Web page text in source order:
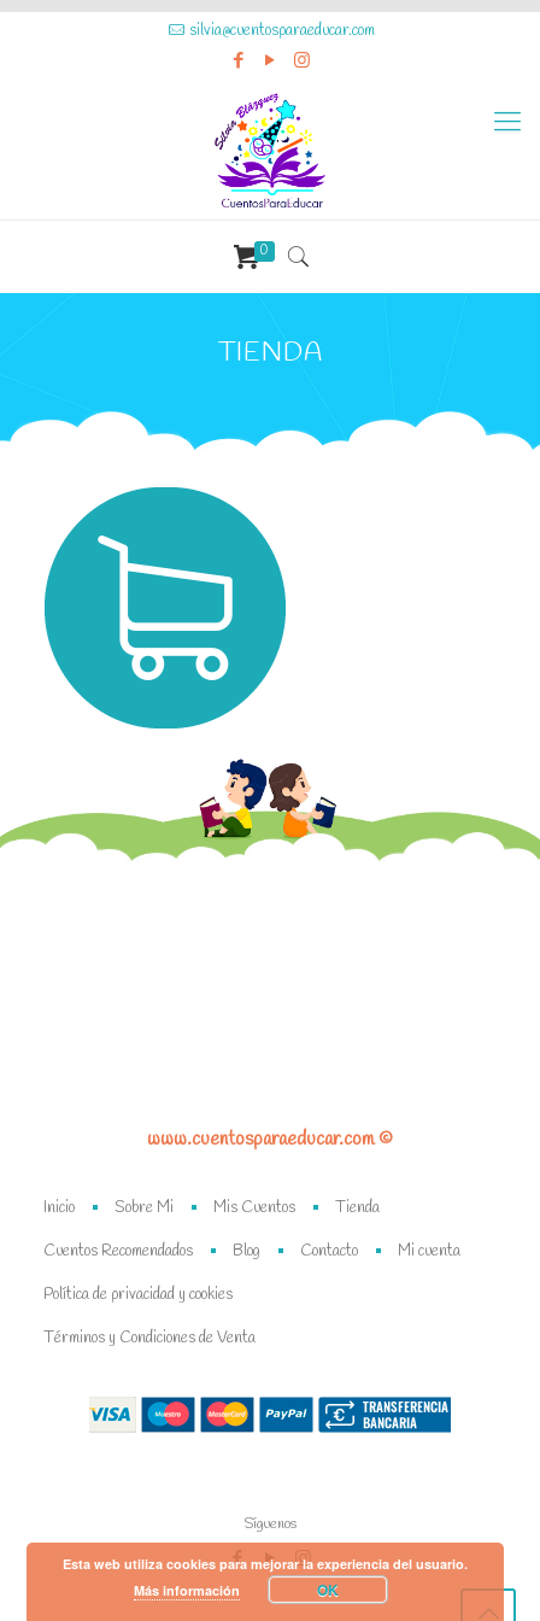
silvia@cuentosparaeducar.com
0
TIENDA
www.cuentosparaeducar.com ©
Inicio Sobre Mi Mis Cuentos Tienda
Cuentos Recomendados Blog Contacto Mi cuenta
Política de privacidad y cookies
Términos y Condiciones de Venta
Síguenos
Esta web utiliza cookies para mejorar la experiencia del usuario.
Más información
OK